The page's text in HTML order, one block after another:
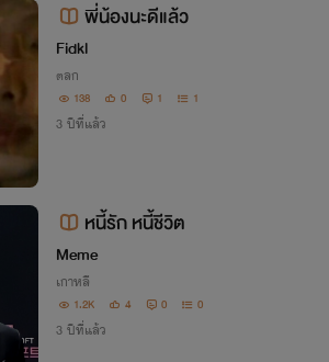
พี่น้องนะดีแล้ว
Fidkl
ตลก
138 0 1 1
3 ปีที่แล้ว
หนี้รัก หนี้ชีวิต
Meme
เกาหลี
1.2K 4 0 0
3 ปีที่แล้ว